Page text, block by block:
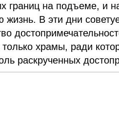
границ на подъеме, и
жизнь. В эти дни
храмы, ради
раскрученных